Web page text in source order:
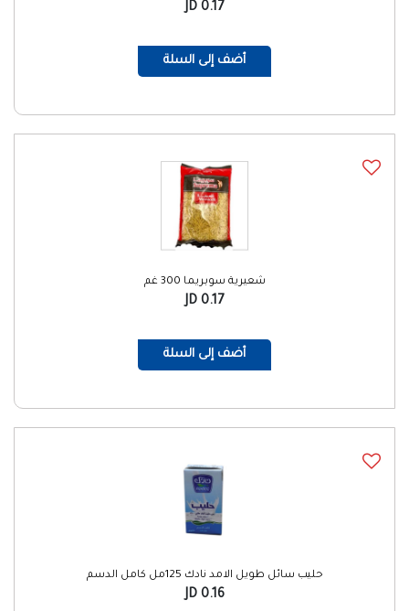
0.17 JD
أضف إلى السلة
شعيرية سوبريما 300 غم
0.17 JD
أضف إلى السلة
حليب سائل طويل الامد نادك 125مل كامل الدسم
0.16 JD